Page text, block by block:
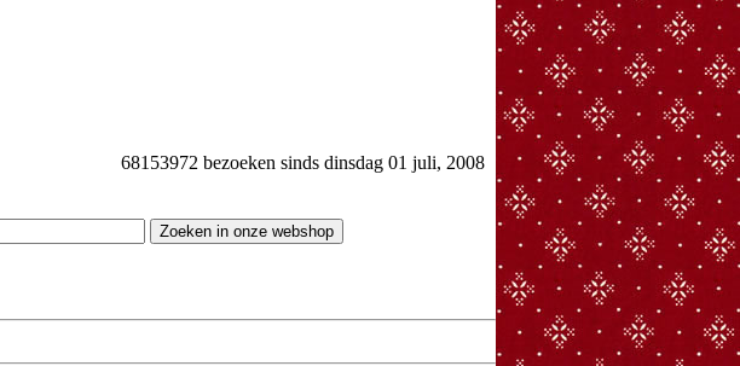
68153972 bezoeken sinds dinsdag 01 juli, 2008